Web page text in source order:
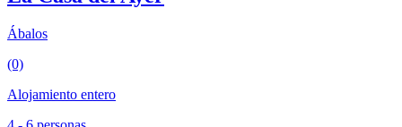
Ábalos
(0)
Alojamiento entero